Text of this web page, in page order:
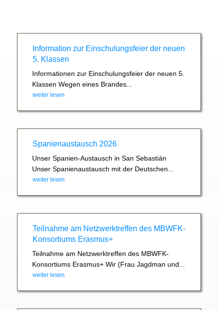
Information zur Einschulungsfeier der neuen
5. Klassen
Informationen zur Einschulungsfeier der neuen 5.
Klassen Wegen eines Brandes...
weiter lesen
Spanienaustausch 2026
Unser Spanien-Austausch in San Sebastián
Unser Spanienaustausch mit der Deutschen...
weiter lesen
Teilnahme am Netzwerktreffen des MBWFK-
Konsortiums Erasmus+
Teilnahme am Netzwerktreffen des MBWFK-
Konsortiums Erasmus+ Wir (Frau Jagdman und...
weiter lesen